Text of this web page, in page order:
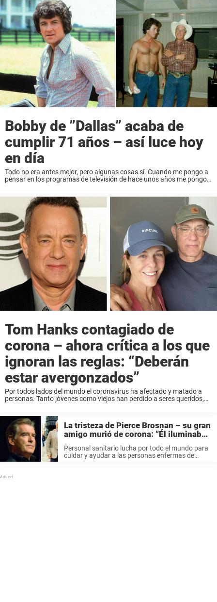
Bobby de ”Dallas” acaba de
cumplir 71 años – así luce hoy
en día
Todo no era antes mejor, pero algunas cosas sí. Cuando me pongo a
pensar en los programas de televisión de hace unos años me pongo a
Tom Hanks contagiado de
corona – ahora crítica a los que
ignoran las reglas: “Deberán
estar avergonzados”
Por todos lados del mundo el coronavirus ha afectado y matado a
personas. Tanto jóvenes como viejos han perdido a seres queridos,
La tristeza de Pierce Brosnan – su gran
amigo murió de corona: ”Él iluminaba
cada habitación en la que entraba”
Personal sanitario lucha por todo el mundo para
cuidar y ayudar a las personas enfermas de